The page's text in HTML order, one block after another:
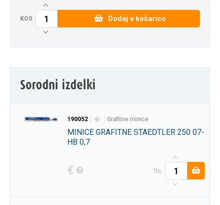
KOS Dodaj v košarico
Sorodni izdelki
190052 grafitne minice
MINICE GRAFITNE STAEDTLER 250 07-
HB 0,7
€ TUL